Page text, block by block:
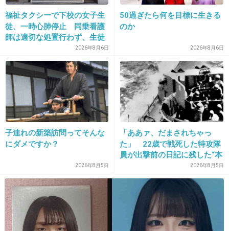
それにしてもアメリカって色々おかしいな
富の分配壊れて、歪みが色んな所に出てきてる
感
1件の返信
+104 -2
19. 匿名2020/06/15(月) 11:40:13
助かっても地獄
+111 -2
20. 匿名 2020/06/15(月) 11:40:15
保険ないからってこと？
福祉タクシーで下校の女子生
徒、一時心肺停止 同乗看護
師は適切な処置行わず、生徒
2026年8月6日
50過ぎたら何を目標に生きる
のか
2026年8月6日
子連れの新築訪問ってそんな
にダメですか？
2026年8月5日
「ああァ、だまされちゃっ
た」 22歳で戦死した特攻隊
員が出撃前の日記に残した“本
2026年8月5日